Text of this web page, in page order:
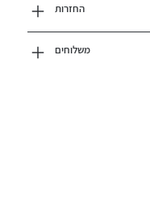
החזרות
משלוחים